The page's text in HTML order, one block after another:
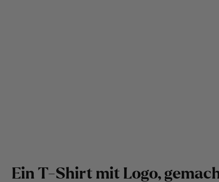
Ein T-Shirt mit Logo, gemac